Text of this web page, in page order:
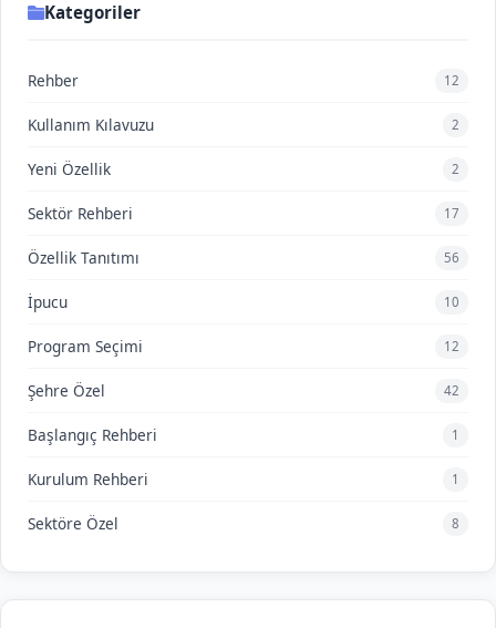
Kategoriler
Rehber 12
Kullanım Kılavuzu 2
Yeni Özellik 2
Sektör Rehberi 17
Özellik Tanıtımı 56
İpucu 10
Program Seçimi 12
Şehre Özel 42
Başlangıç Rehberi 1
Kurulum Rehberi 1
Sektöre Özel 8